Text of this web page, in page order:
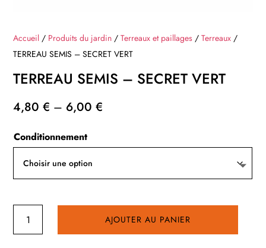
Accueil / Produits du jardin /Terreaux et paillages /Terreaux /
TERREAU SEMIS – SECRET VERT
TERREAU SEMIS – SECRET VERT
4,80€ – 6,00€
Conditionnement
AJOUTER AU PANIER